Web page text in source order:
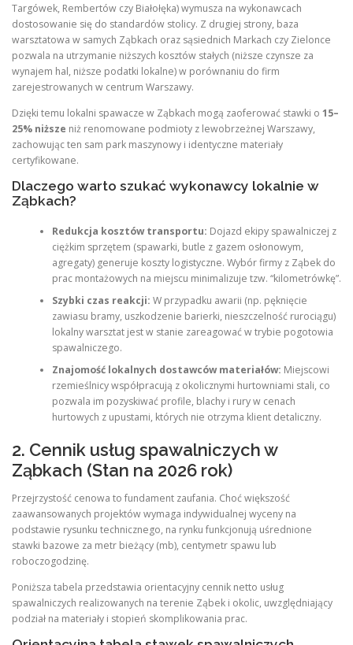
Targówek, Rembertów czy Białołęka) wymusza na wykonawcach
dostosowanie się do standardów stolicy. Z drugiej strony, baza
warsztatowa w samych Ząbkach oraz sąsiednich Markach czy Zielonce
pozwala na utrzymanie niższych kosztów stałych (niższe czynsze za
wynajem hal, niższe podatki lokalne) w porównaniu do firm
zarejestrowanych w centrum Warszawy.
Dzięki temu lokalni spawacze w Ząbkach mogą zaoferować stawki o 15–
25% niższe niż renomowane podmioty z lewobrzeżnej Warszawy,
zachowując ten sam park maszynowy i identyczne materiały
certyfikowane.
Dlaczego warto szukać wykonawcy lokalnie w
Ząbkach?
Redukcja kosztów transportu: Dojazd ekipy spawalniczej z
ciężkim sprzętem (spawarki, butle z gazem osłonowym,
agregaty) generuje koszty logistyczne. Wybór firmy z Ząbek do
prac montażowych na miejscu minimalizuje tzw. “kilometrówkę”.
Szybki czas reakcji: W przypadku awarii (np. pęknięcie
zawiasu bramy, uszkodzenie barierki, nieszczelność rurociągu)
lokalny warsztat jest w stanie zareagować w trybie pogotowia
spawalniczego.
Znajomość lokalnych dostawców materiałów: Miejscowi
rzemieślnicy współpracują z okolicznymi hurtowniami stali, co
pozwala im pozyskiwać profile, blachy i rury w cenach
hurtowych z upustami, których nie otrzyma klient detaliczny.
2. Cennik usług spawalniczych w
Ząbkach (Stan na 2026 rok)
Przejrzystość cenowa to fundament zaufania. Choć większość
zaawansowanych projektów wymaga indywidualnej wyceny na
podstawie rysunku technicznego, na rynku funkcjonują uśrednione
stawki bazowe za metr bieżący (mb), centymetr spawu lub
roboczogodzinę.
Poniższa tabela przedstawia orientacyjny cennik netto usług
spawalniczych realizowanych na terenie Ząbek i okolic, uwzględniający
podział na materiały i stopień skomplikowania prac.